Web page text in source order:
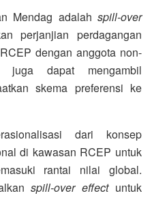
Mendag adalah spill-over
perjanjian perdagangan
dengan anggota non-
juga dapat mengambil
skema preferensi ke
dari konsep
di kawasan RCEP untuk
rantai nilai global.
spill-over effect untuk